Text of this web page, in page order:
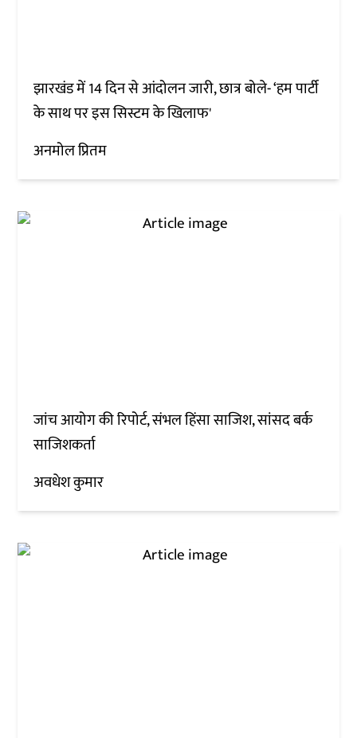
झारखंड में 14 दिन से आंदोलन जारी, छात्र बोले- ‘हम पार्टी
के साथ पर इस सिस्टम के खिलाफ'
अनमोल प्रितम
जांच आयोग की रिपोर्ट, संभल हिंसा साजिश, सांसद बर्क
साजिशकर्ता
अवधेश कुमार